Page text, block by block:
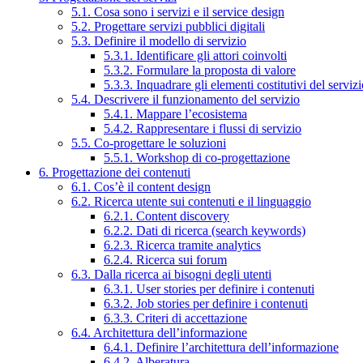
5.1. Cosa sono i servizi e il service design
5.2. Progettare servizi pubblici digitali
5.3. Definire il modello di servizio
5.3.1. Identificare gli attori coinvolti
5.3.2. Formulare la proposta di valore
5.3.3. Inquadrare gli elementi costitutivi del
5.4. Descrivere il funzionamento del servizio
5.4.1. Mappare l’ecosistema
5.4.2. Rappresentare i flussi di servizio
5.5. Co-progettare le soluzioni
5.5.1. Workshop di co-progettazione
6. Progettazione dei contenuti
6.1. Cos’è il content design
6.2. Ricerca utente sui contenuti e il linguaggio
6.2.1. Content discovery
6.2.2. Dati di ricerca (search keywords)
6.2.3. Ricerca tramite analytics
6.2.4. Ricerca sui forum
6.3. Dalla ricerca ai bisogni degli utenti
6.3.1. User stories per definire i contenuti
6.3.2. Job stories per definire i contenuti
6.3.3. Criteri di accettazione
6.4. Architettura dell’informazione
6.4.1. Definire l’architettura dell’informazione